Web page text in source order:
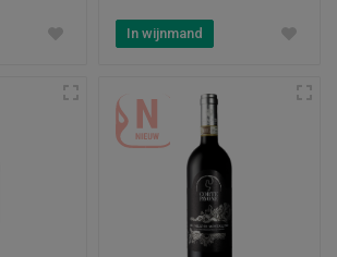
In wijnmand